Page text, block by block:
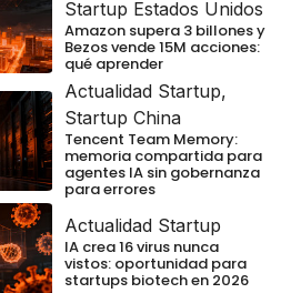
Startup Estados Unidos
Amazon supera 3 billones y
Bezos vende 15M acciones:
qué aprender
Actualidad Startup,
Startup China
Tencent Team Memory:
memoria compartida para
agentes IA sin gobernanza
para errores
Actualidad Startup
IA crea 16 virus nunca
vistos: oportunidad para
startups biotech en 2026